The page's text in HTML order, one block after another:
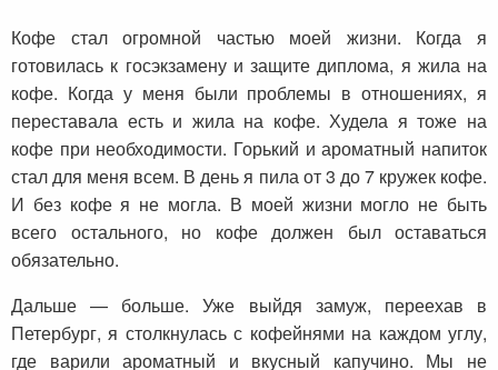
Кофе стал огромной частью моей жизни. Когда я
готовилась к госэкзамену и защите диплома, я жила на
кофе. Когда у меня были проблемы в отношениях, я
переставала есть и жила на кофе. Худела я тоже на
кофе при необходимости. Горький и ароматный напиток
стал для меня всем. В день я пила от 3 до 7 кружек кофе.
И без кофе я не могла. В моей жизни могло не быть
всего остального, но кофе должен был оставаться
обязательно.
Дальше — больше. Уже выйдя замуж, переехав в
Петербург, я столкнулась с кофейнями на каждом углу,
где варили ароматный и вкусный капучино. Мы не